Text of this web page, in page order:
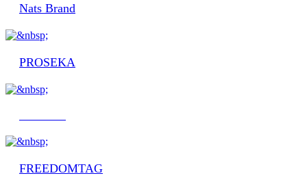
Nats Brand
PROSEKA
FREEDOMTAG